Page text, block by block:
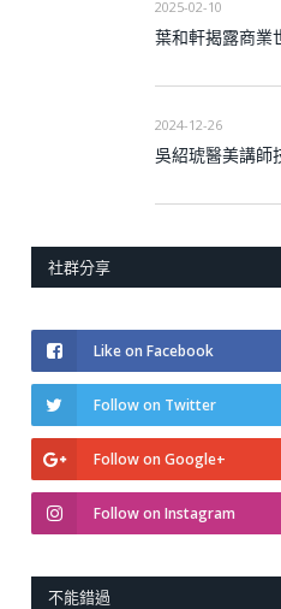
2025-02-10
葉和軒揭露商業
2024-12-26
吳紹琥醫美講師
社群分享
Like on Facebook
Follow on Twitter
Follow on Google+
Follow on Instagram
不能錯過